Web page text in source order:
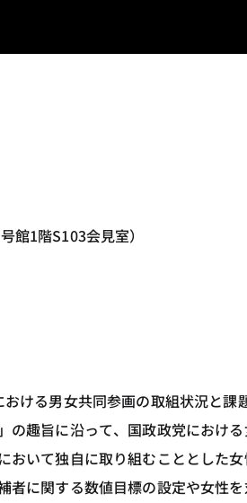
1階S103会見室）
ける男女共同参画の取組状況と
趣旨に沿って、国政政党におけ
いて独自に取り組むこととした
に関する数値目標の設定や女性